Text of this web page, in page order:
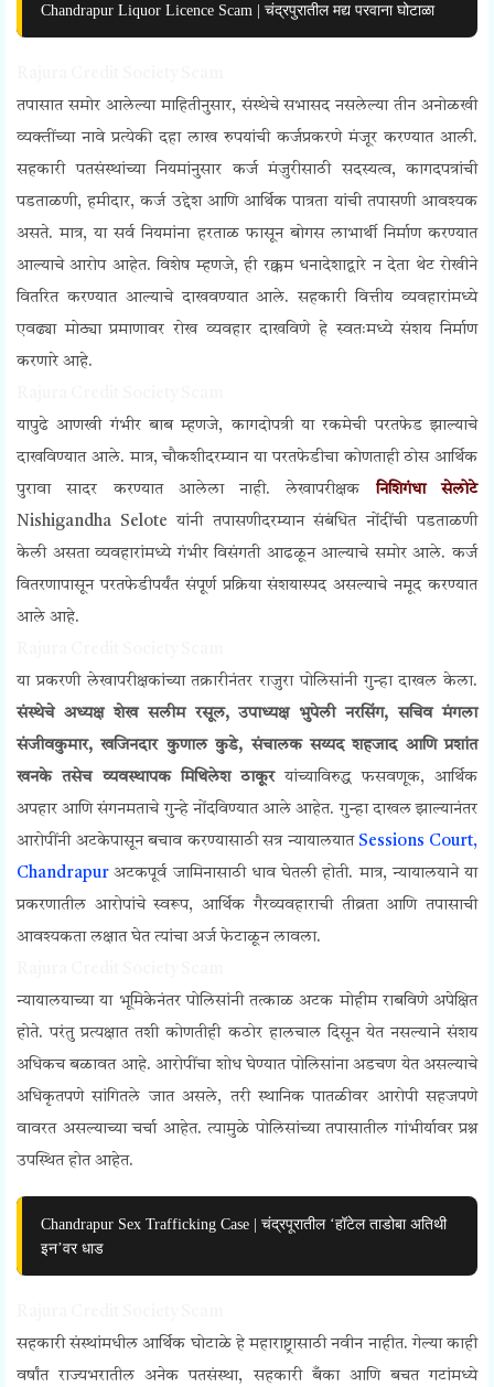
Chandrapur Liquor Licence Scam | चंद्रपुरातील मद्य परवाना घोटाळा
तपासात समोर आलेल्या माहितीनुसार, संस्थेचे सभासद नसलेल्या तीन अनोळखी
व्यक्तींच्या नावे प्रत्येकी दहा लाख रुपयांची कर्जप्रकरणे मंजूर करण्यात आली.
सहकारी पतसंस्थांच्या नियमांनुसार कर्ज मंजुरीसाठी सदस्यत्व, कागदपत्रांची
पडताळणी, हमीदार, कर्ज उद्देश आणि आर्थिक पात्रता यांची तपासणी आवश्यक
असते. मात्र, या सर्व नियमांना हरताळ फासून बोगस लाभार्थी निर्माण करण्यात
आल्याचे आरोप आहेत. विशेष म्हणजे, ही रक्कम धनादेशाद्वारे न देता थेट रोखीने
वितरित करण्यात आल्याचे दाखवण्यात आले. सहकारी वित्तीय व्यवहारांमध्ये
एवढ्या मोठ्या प्रमाणावर रोख व्यवहार दाखविणे हे स्वतःमध्ये संशय निर्माण
करणारे आहे.
यापुढे आणखी गंभीर बाब म्हणजे, कागदोपत्री या रकमेची परतफेड झाल्याचे
दाखविण्यात आले. मात्र, चौकशीदरम्यान या परतफेडीचा कोणताही ठोस आर्थिक
पुरावा सादर करण्यात आलेला नाही. लेखापरीक्षक निशिगंधा सेलोटे
Nishigandha Selote यांनी तपासणीदरम्यान संबंधित नोंदींची पडताळणी
केली असता व्यवहारांमध्ये गंभीर विसंगती आढळून आल्याचे समोर आले. कर्ज
वितरणापासून परतफेडीपर्यंत संपूर्ण प्रक्रिया संशयास्पद असल्याचे नमूद करण्यात
आले आहे.
या प्रकरणी लेखापरीक्षकांच्या तक्रारीनंतर राजुरा पोलिसांनी गुन्हा दाखल केला.
संस्थेचे अध्यक्ष शेख सलीम रसूल, उपाध्यक्ष भुपेली नरसिंग, सचिव मंगला
संजीवकुमार, खजिनदार कुणाल कुडे, संचालक सय्यद शहजाद आणि प्रशांत
खनके तसेच व्यवस्थापक मिथिलेश ठाकूरयांच्याविरुद्ध फसवणूक, आर्थिक
अपहार आणि संगनमताचे गुन्हे नोंदविण्यात आले आहेत. गुन्हा दाखल झाल्यानंतर
आरोपींनी अटकेपासून बचाव करण्यासाठी सत्र न्यायालयात Sessions Court,
Chandrapur अटकपूर्व जामिनासाठी धाव घेतली होती. मात्र, न्यायालयाने या
प्रकरणातील आरोपांचे स्वरूप, आर्थिक गैरव्यवहाराची तीव्रता आणि तपासाची
आवश्यकता लक्षात घेत त्यांचा अर्ज फेटाळून लावला.
न्यायालयाच्या या भूमिकेनंतर पोलिसांनी तत्काळ अटक मोहीम राबविणे अपेक्षित
होते. परंतु प्रत्यक्षात तशी कोणतीही कठोर हालचाल दिसून येत नसल्याने संशय
अधिकच बळावत आहे. आरोपींचा शोध घेण्यात पोलिसांना अडचण येत असल्याचे
अधिकृतपणे सांगितले जात असले, तरी स्थानिक पातळीवर आरोपी सहजपणे
वावरत असल्याच्या चर्चा आहेत. त्यामुळे पोलिसांच्या तपासातील गांभीर्यावर प्रश्न
उपस्थित होत आहेत.
Chandrapur Sex Trafficking Case | चंद्रपूरातील ‘हॉटेल ताडोबा अतिथी
इन’वर धाड
सहकारी संस्थांमधील आर्थिक घोटाळे हे महाराष्ट्रासाठी नवीन नाहीत. गेल्या काही
वर्षांत राज्यभरातील अनेक पतसंस्था, सहकारी बँका आणि बचत गटांमध्ये